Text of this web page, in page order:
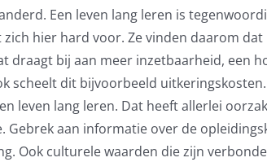
Een leven lang leren is
zich hier hard voor. Ze vinden daarom
draagt bij aan meer inzetbaarheid, een
scheelt dit bijvoorbeeld uitkeringskosten.
leven lang leren. Dat heeft allerlei
Gebrek aan informatie over de
Ook culturele waarden die zijn